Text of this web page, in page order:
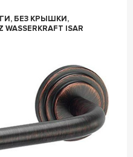
БЕЗ КРЫШКИ,
ISAR